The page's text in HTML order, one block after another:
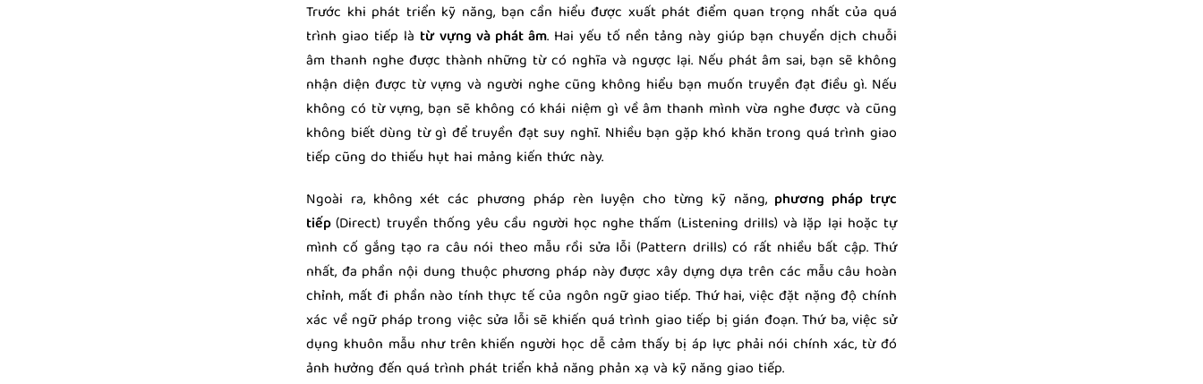
Trước khi phát triển kỹ năng, bạn cần hiểu được xuất phát điểm quan trọng nhất của quá
trình giao tiếp là từ vựng và phát âm. Hai yếu tố nền tảng này giúp bạn chuyển dịch chuỗi
âm thanh nghe được thành những từ có nghĩa và ngược lại. Nếu phát âm sai, bạn sẽ không
nhận diện được từ vựng và người nghe cũng không hiểu bạn muốn truyền đạt điều gì. Nếu
không có từ vựng, bạn sẽ không có khái niệm gì về âm thanh mình vừa nghe được và cũng
không biết dùng từ gì để truyền đạt suy nghĩ. Nhiều bạn gặp khó khăn trong quá trình giao
tiếp cũng do thiếu hụt hai mảng kiến thức này.
Ngoài ra, không xét các phương pháp rèn luyện cho từng kỹ năng, phương pháp trực
tiếp(Direct) truyền thống yêu cầu người học nghe thấm (Listening drills) và lặp lại hoặc tự
mình cố gắng tạo ra câu nói theo mẫu rồi sửa lỗi (Pattern drills) có rất nhiều bất cập. Thứ
nhất, đa phần nội dung thuộc phương pháp này được xây dựng dựa trên các mẫu câu hoàn
chỉnh, mất đi phần nào tính thực tế của ngôn ngữ giao tiếp. Thứ hai, việc đặt nặng độ chính
xác về ngữ pháp trong việc sửa lỗi sẽ khiến quá trình giao tiếp bị gián đoạn. Thứ ba, việc sử
dụng khuôn mẫu như trên khiến người học dễ cảm thấy bị áp lực phải nói chính xác, từ đó
ảnh hưởng đến quá trình phát triển khả năng phản xạ và kỹ năng giao tiếp.